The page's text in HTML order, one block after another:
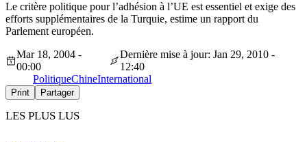
Le critère politique pour l’adhésion à l’UE est essentiel et exige des
efforts supplémentaires de la Turquie, estime un rapport du
Parlement européen.
Mar 18, 2004 -
00:00
Dernière mise à jour: Jan 29, 2010 -
12:40
PolitiqueChineInternational
Print Partager
LES PLUS LUS